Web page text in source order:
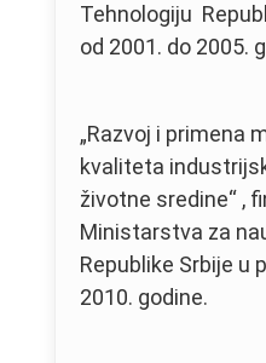
Tehnologiju
od 2001. do 2005.
„Razvoj i primena
kvaliteta
životne sredine“ ,
Ministarstva za
Republike Srbije u
2010. godine.